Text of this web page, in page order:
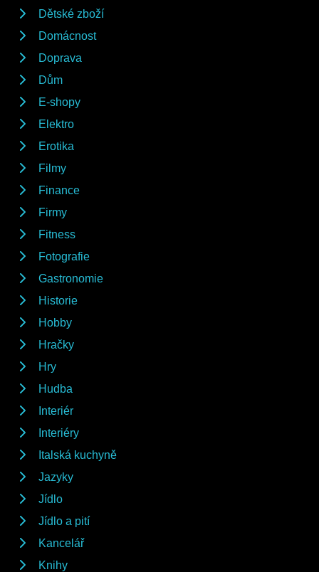
Dětské zboží
Domácnost
Doprava
Dům
E-shopy
Elektro
Erotika
Filmy
Finance
Firmy
Fitness
Fotografie
Gastronomie
Historie
Hobby
Hračky
Hry
Hudba
Interiér
Interiéry
Italská kuchyně
Jazyky
Jídlo
Jídlo a pití
Kancelář
Knihy